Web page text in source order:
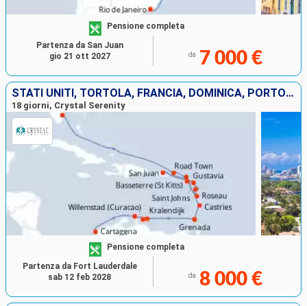
Pensione completa
da 7 000 €
Partenza da San Juan
gio 21 ott 2027
STATI UNITI, TORTOLA, FRANCIA, DOMINICA, PORTORICO, ANTIGUA E BARBUDA, GUADALUPA, SANTA LUCIA, GRENADA, BONAIRE, ARUBA, COLOMBIA
18 giorni, Crystal Serenity
Pensione completa
da 8 000 €
Partenza da Fort Lauderdale
sab 12 feb 2028